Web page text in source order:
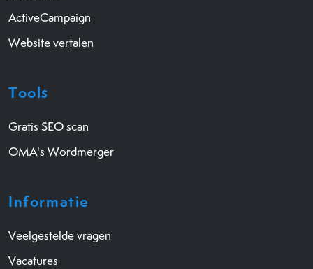
ActiveCampaign
Website vertalen
Tools
Gratis SEO scan
OMA's Wordmerger
Informatie
Veelgestelde vragen
Vacatures